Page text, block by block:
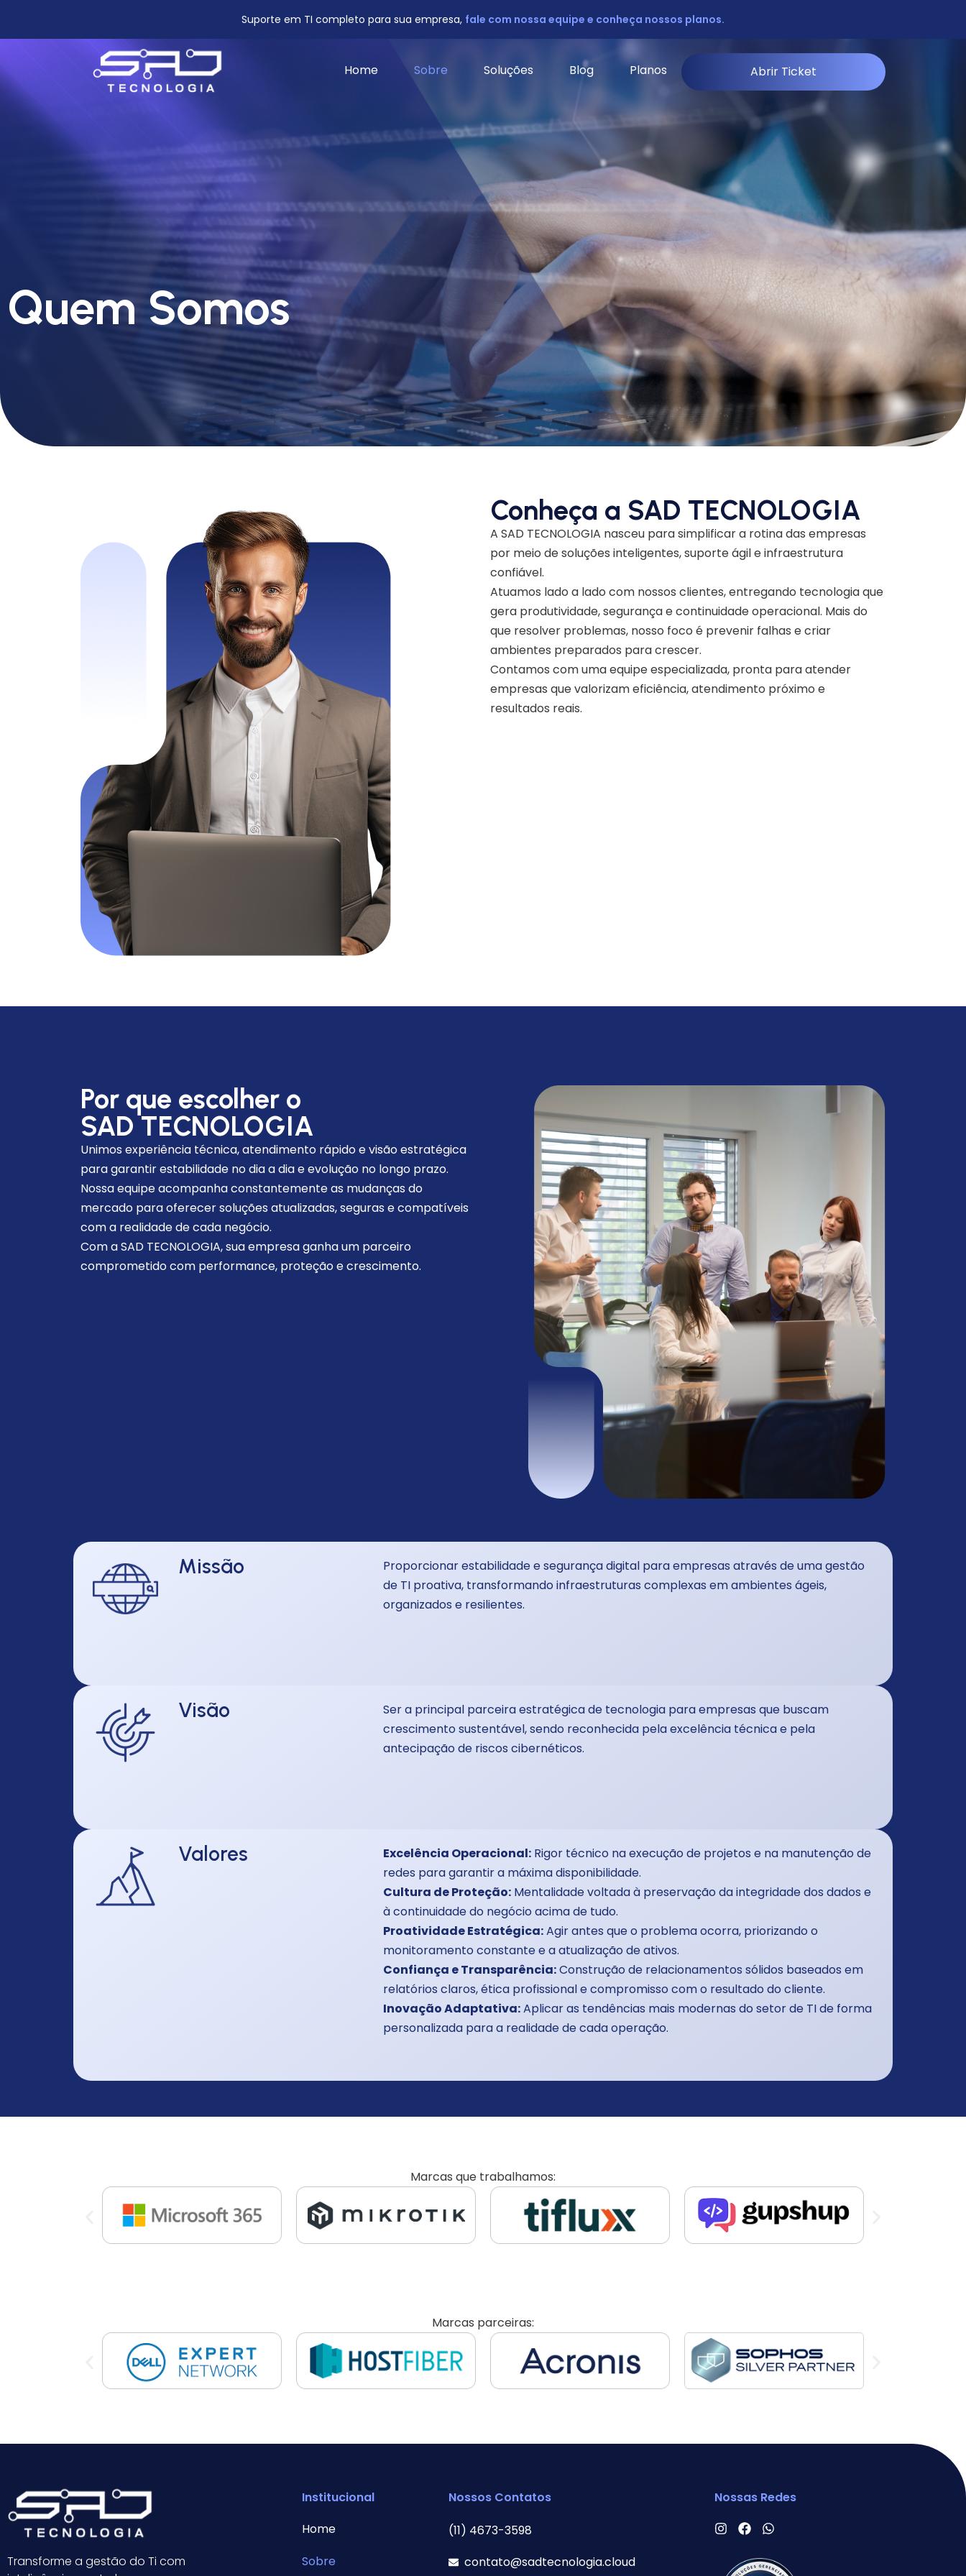
Suporte em TI completo para sua empresa, fale com nossa equipe e conheça nossos planos.
Home Sobre Soluções Blog Planos Abrir Ticket
Quem Somos
Conheça a SAD TECNOLOGIA
A SAD TECNOLOGIA nasceu para simplificar a rotina das empresas
por meio de soluções inteligentes, suporte ágil e infraestrutura
confiável.
Atuamos lado a lado com nossos clientes, entregando tecnologia que
gera produtividade, segurança e continuidade operacional. Mais do
que resolver problemas, nosso foco é prevenir falhas e criar
ambientes preparados para crescer.
Contamos com uma equipe especializada, pronta para atender
empresas que valorizam eficiência, atendimento próximo e
resultados reais.
Por que escolher o
SAD TECNOLOGIA
Unimos experiência técnica, atendimento rápido e visão estratégica
para garantir estabilidade no dia a dia e evolução no longo prazo.
Nossa equipe acompanha constantemente as mudanças do
mercado para oferecer soluções atualizadas, seguras e compatíveis
com a realidade de cada negócio.
Com a SAD TECNOLOGIA, sua empresa ganha um parceiro
comprometido com performance, proteção e crescimento.
Missão
Proporcionar estabilidade e segurança digital para empresas através de uma gestão
de TI proativa, transformando infraestruturas complexas em ambientes ágeis,
organizados e resilientes.
Visão
Ser a principal parceira estratégica de tecnologia para empresas que buscam
crescimento sustentável, sendo reconhecida pela excelência técnica e pela
antecipação de riscos cibernéticos.
Valores Excelência Operacional: Rigor técnico na execução de projetos e na manutenção de
redes para garantir a máxima disponibilidade.
Cultura de Proteção: Mentalidade voltada à preservação da integridade dos dados e
à continuidade do negócio acima de tudo.
Proatividade Estratégica:Agir antes que o problema ocorra, priorizando o
monitoramento constante e a atualização de ativos.
Confiança e Transparência:Construção de relacionamentos sólidos baseados em
relatórios claros, ética profissional e compromisso com o resultado do cliente.
Inovação Adaptativa:Aplicar as tendências mais modernas do setor de TI de forma
personalizada para a realidade de cada operação.
Marcas que trabalhamos:
Marcas parceiras:
Transforme a gestão do Ti com
Institucional
Home
Sobre
Nossos Contatos
(11) 4673-3598
contato@sadtecnologia.cloud
Nossas Redes